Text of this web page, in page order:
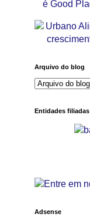
Arquivo do blog
Entidades filiadas
Adsense